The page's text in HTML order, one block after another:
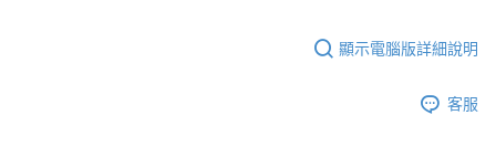
顯示電腦版詳細說明
客服